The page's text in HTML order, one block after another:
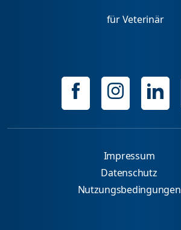
für Veterinär
Impressum
Datenschutz
Nutzungsbedingungen